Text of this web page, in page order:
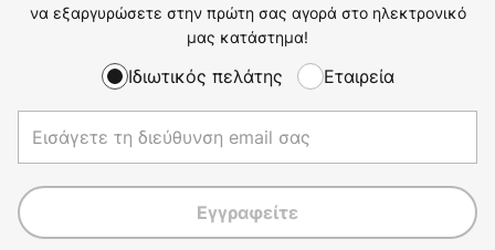
να εξαργυρώσετε στην πρώτη σας αγορά στο ηλεκτρονικό
μας κατάστημα!
Ιδιωτικός πελάτης Εταιρεία
Εγγραφείτε